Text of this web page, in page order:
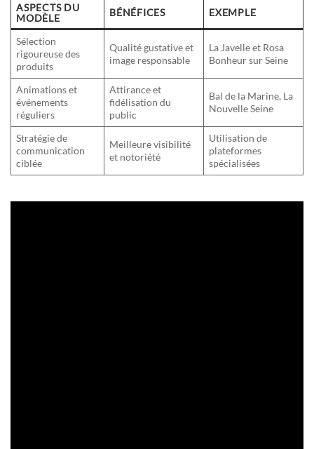
ASPECTS DU
MODÈLE
BÉNÉFICES EXEMPLE
Sélection
rigoureuse des
produits
Qualité gustative et
image responsable
La Javelle et Rosa
Bonheur sur Seine
Animations et
événements
réguliers
Attirance et
fidélisation du
public
Bal de la Marine, La
Nouvelle Seine
Stratégie de
communication
ciblée
Meilleure visibilité
et notoriété
Utilisation de
plateformes
spécialisées